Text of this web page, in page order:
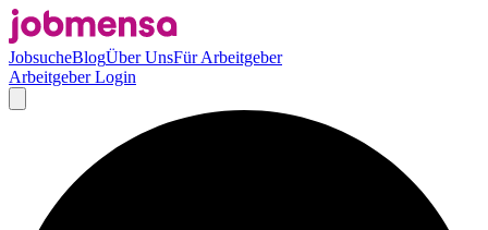
JobsucheBlogÜber UnsFür Arbeitgeber
Arbeitgeber Login